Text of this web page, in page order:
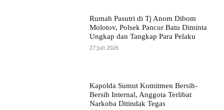
Rumah Pasutri di Tj Anom Dibom
Molotov, Polsek Pancur Batu Diminta
Ungkap dan Tangkap Para Pelaku
27 Juli 2026
Kapolda Sumut Komitmen Bersih-
Bersih Internal, Anggota Terlibat
Narkoba Ditindak Tegas